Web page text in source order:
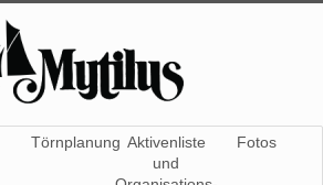
Törnplanung Aktivenliste
und
Fotos